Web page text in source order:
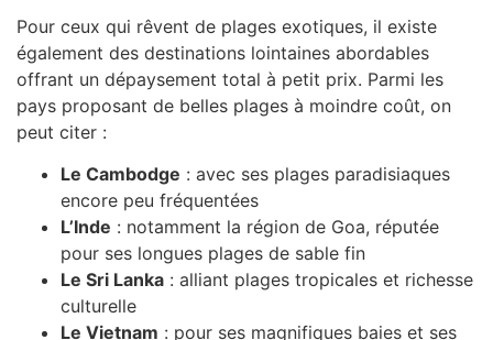
Pour ceux qui rêvent de plages exotiques, il existe
également des destinations lointaines abordables
offrant un dépaysement total à petit prix. Parmi les
pays proposant de belles plages à moindre coût, on
peut citer :
Le Cambodge : avec ses plages paradisiaques
encore peu fréquentées
L’Inde : notamment la région de Goa, réputée
pour ses longues plages de sable fin
Le Sri Lanka : alliant plages tropicales et richesse
culturelle
Le Vietnam : pour ses magnifiques baies et ses